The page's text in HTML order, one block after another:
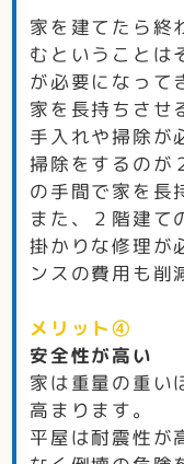
家を建てたら終
むということは
が必要になって
家を長持ちさせ
手入れや掃除が
掃除をするのが
の手間で家を長
また、２階建て
掛かりな修理が
ンスの費用も削
メリット④
安全性が高い
家は重量の重い
高まります。
平屋は耐震性が